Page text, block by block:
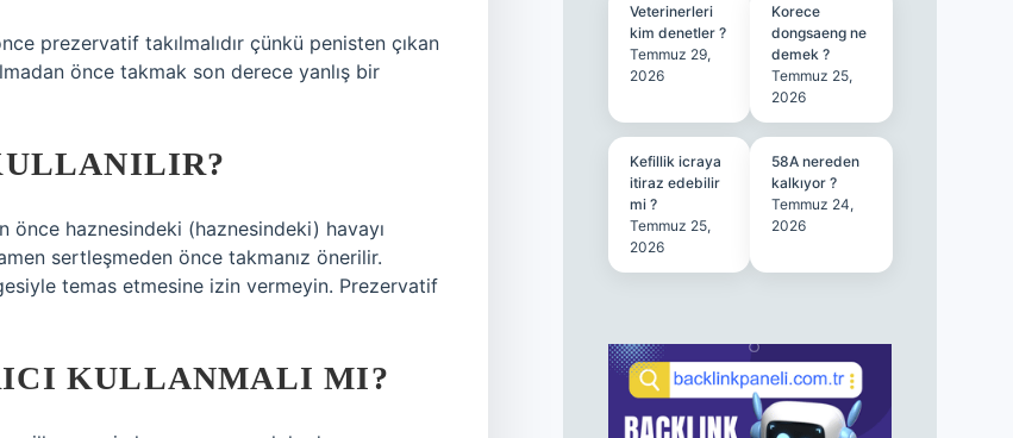
prezervatif takılmalıdır çünkü penisten çıkan
önce takmak son derece yanlış bir
haznesindeki (haznesindeki) havayı
sertleşmeden önce takmanız önerilir.
temas etmesine izin vermeyin. Prezervatif
KULLANMALI MI?
Veterinerleri
kim denetler ?
Temmuz 29,
2026
Korece
dongsaeng ne
demek ?
Temmuz 25,
2026
Kefillik icraya
itiraz edebilir
mi ?
Temmuz 25,
2026
58A nereden
kalkıyor ?
Temmuz 24,
2026